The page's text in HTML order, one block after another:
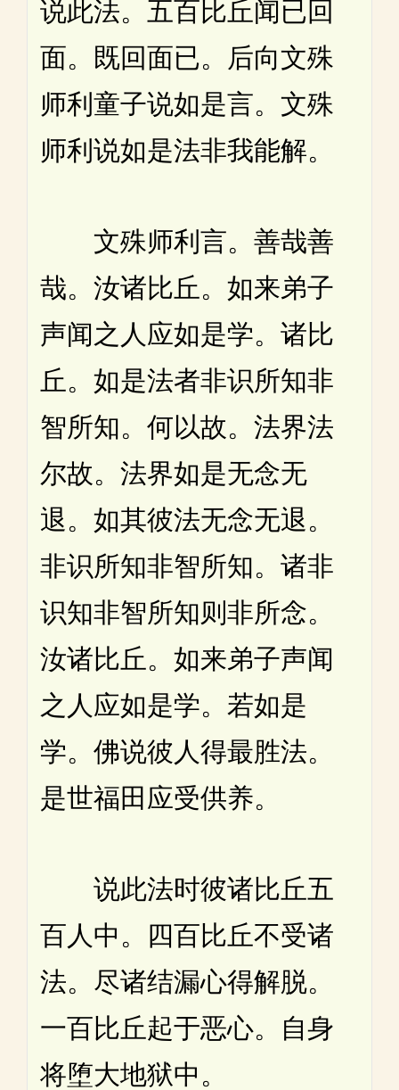
说此法。五百比丘闻已回
面。既回面已。后向文殊
师利童子说如是言。文殊
师利说如是法非我能解。
文殊师利言。善哉善
哉。汝诸比丘。如来弟子
声闻之人应如是学。诸比
丘。如是法者非识所知非
智所知。何以故。法界法
尔故。法界如是无念无
退。如其彼法无念无退。
非识所知非智所知。诸非
识知非智所知则非所念。
汝诸比丘。如来弟子声闻
之人应如是学。若如是
学。佛说彼人得最胜法。
是世福田应受供养。
说此法时彼诸比丘五
百人中。四百比丘不受诸
法。尽诸结漏心得解脱。
一百比丘起于恶心。自身
将堕大地狱中。